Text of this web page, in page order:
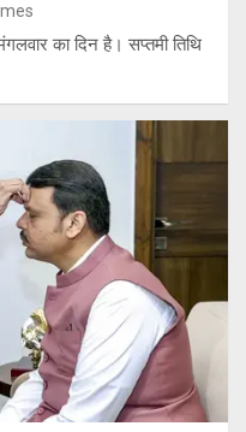
का दिन है। सप्तमी तिथि